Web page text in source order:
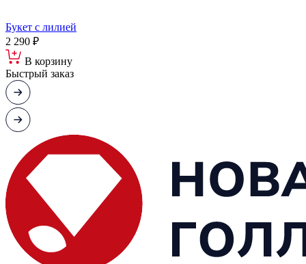
Букет с лилией
2 290 ₽
В корзину
Быстрый заказ